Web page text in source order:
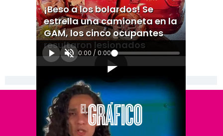
¡Beso a los bolardos! Se
estrella una camioneta en la
GAM, los cinco ocupantes
resultaron lesionados
0:00 / 0:00
[Publicidad]